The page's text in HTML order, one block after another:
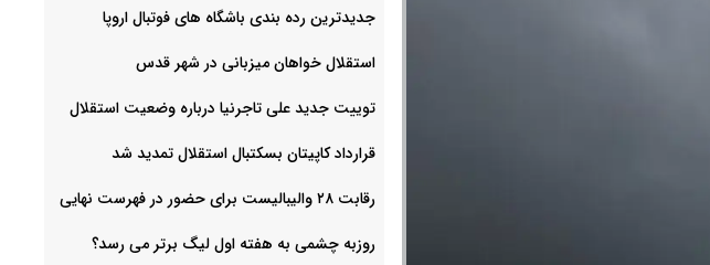
جدیدترین رده بندی باشگاه های فوتبال اروپا
استقلال خواهان میزبانی در شهر قدس
توییت جدید علی تاجرنیا درباره وضعیت استقلال
قرارداد کاپیتان بسکتبال استقلال تمدید شد
رقابت ۲۸ والیبالیست برای حضور در فهرست نهایی
روزبه چشمی به هفته اول لیگ برتر می رسد؟